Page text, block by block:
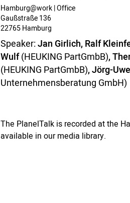
Hamburg@work | Office
Gaußstraße 136
22765 Hamburg
Speaker:Jan Girlich, Ralf
Wulf(HEUKING PartGmbB),
(HEUKING PartGmbB), Jörg-
Unternehmensberatung GmbH)
The PlanelTalk is recorded at the
available in our media library.